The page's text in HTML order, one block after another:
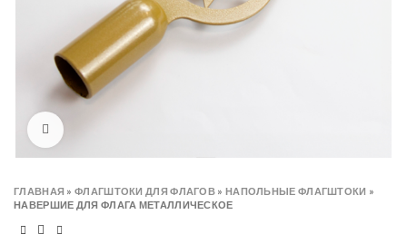
ГЛАВНАЯ »ФЛАГШТОКИ ДЛЯ ФЛАГОВ » НАПОЛЬНЫЕ ФЛАГШТОКИ »
НАВЕРШИЕ ДЛЯ ФЛАГА МЕТАЛЛИЧЕСКОЕ